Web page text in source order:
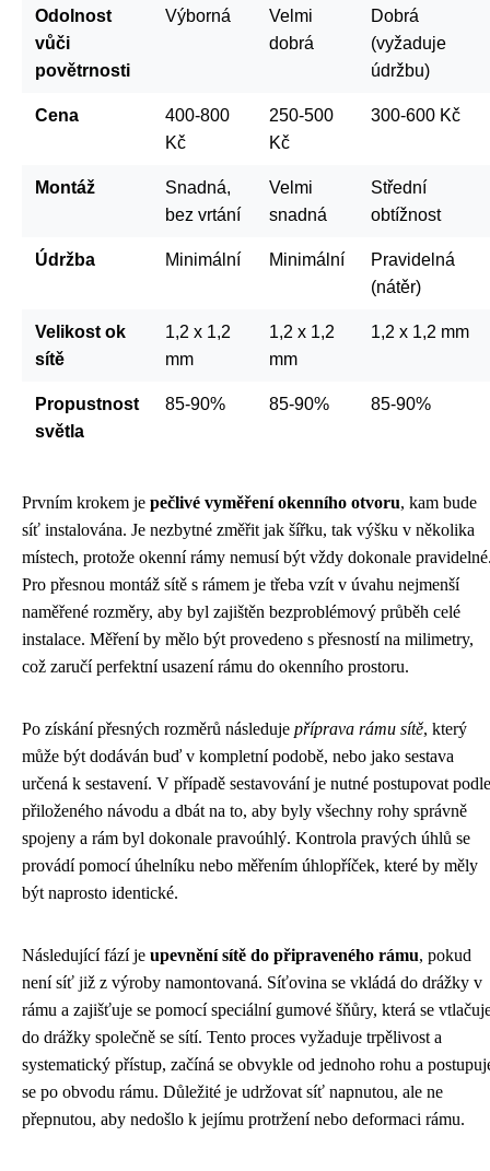
Odolnost
vůči
povětrnosti
Výborná
Velmi
dobrá
Dobrá
(vyžaduje
údržbu)
Cena
400-800
Kč
250-500
Kč
300-600 Kč
Montáž
Snadná,
bez vrtání
Velmi
snadná
Střední
obtížnost
Údržba Minimální Minimální
Pravidelná
(nátěr)
Velikost ok
sítě
1,2 x 1,2
mm
1,2 x 1,2
mm
1,2 x 1,2 mm
Propustnost
světla
85-90% 85-90% 85-90%
Prvním krokem je pečlivé vyměření okenního otvoru, kam bude
síť instalována. Je nezbytné změřit jak šířku, tak výšku v několika
místech, protože okenní rámy nemusí být vždy dokonale
Pro přesnou montáž sítě s rámem je třeba vzít v úvahu nejmenší
naměřené rozměry, aby byl zajištěn bezproblémový průběh celé
instalace. Měření by mělo být provedeno s přesností na milimetry,
což zaručí perfektní usazení rámu do okenního prostoru.
Po získání přesných rozměrů následuje příprava rámu sítě, který
může být dodáván buď v kompletní podobě, nebo jako sestava
určená k sestavení. V případě sestavování je nutné postupovat podle
přiloženého návodu a dbát na to, aby byly všechny rohy správně
spojeny a rám byl dokonale pravoúhlý. Kontrola pravých úhlů se
provádí pomocí úhelníku nebo měřením úhlopříček, které by měly
být naprosto identické.
Následující fází je upevnění sítě do připraveného rámu, pokud
není síť již z výroby namontovaná. Síťovina se vkládá do drážky v
rámu a zajišťuje se pomocí speciální gumové šňůry, která se
do drážky společně se sítí. Tento proces vyžaduje trpělivost a
systematický přístup, začíná se obvykle od jednoho rohu a
se po obvodu rámu. Důležité je udržovat síť napnutou, ale ne
přepnutou, aby nedošlo k jejímu protržení nebo deformaci rámu.